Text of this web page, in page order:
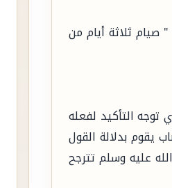
ثلاثة أيام من
التأكيد لفعله
يقوم بدلالة القول
عليه وسلم تترجح